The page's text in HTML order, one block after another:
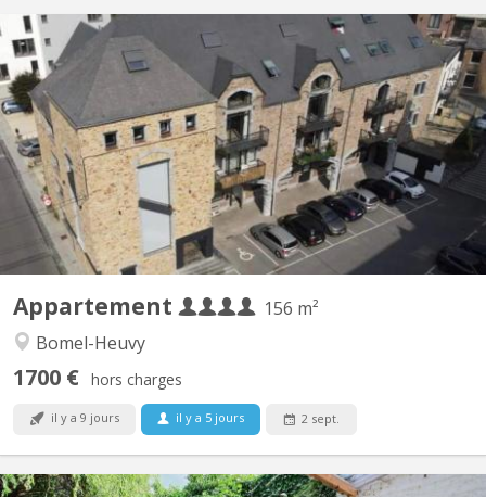
Appartement
156 m²
Bomel-Heuvy
1700 € hors charges
il y a 9 jours il y a 5 jours 2 sept.
KN 4911
IDEAL POUR 4. SUPER COLLOC: Enooooorme & splendide loft
en duplex neuf de 120m2, super équipé. 4 chambres individuelles.
Nous recherchons quatre étudiant(e)s pour former une
colocation dans ce superbe appartement. Le loyer individuel est
de 375€/mois et 100€ de provision pour les charges (le loyer...